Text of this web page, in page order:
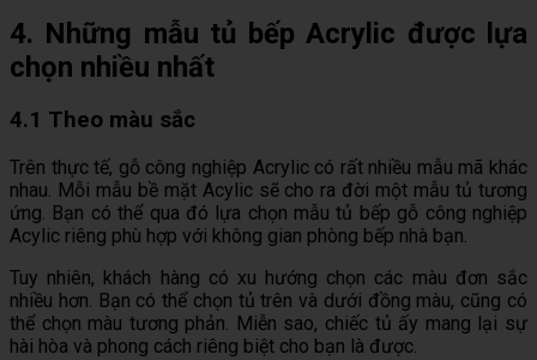
4. Những mẫu tủ bếp Acrylic được lựa
chọn nhiều nhất
4.1 Theo màu sắc
Trên thực tế, gỗ công nghiệp Acrylic có rất nhiều mẫu mã khác
nhau. Mỗi mẫu bề mặt Acylic sẽ cho ra đời một mẫu tủ tương
ứng. Bạn có thể qua đó lựa chọn mẫu tủ bếp gỗ công nghiệp
Acylic riêng phù hợp với không gian phòng bếp nhà bạn.
Tuy nhiên, khách hàng có xu hướng chọn các màu đơn sắc
nhiều hơn. Bạn có thể chọn tủ trên và dưới đồng màu, cũng có
thể chọn màu tương phản. Miễn sao, chiếc tủ ấy mang lại sự
hài hòa và phong cách riêng biệt cho bạn là được.